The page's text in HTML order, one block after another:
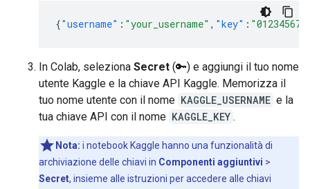
{"username" : "your_username" , "key" :
In Colab, seleziona Secret (🔑) e aggiungi il tuo nome
utente Kaggle e la chiave API Kaggle. Memorizza il
tuo nome utente con il nome KAGGLE_USERNAME e la
tua chiave API con il nome KAGGLE_KEY .
Nota: i notebook Kaggle hanno una funzionalità di
archiviazione delle chiavi in Componenti aggiuntivi >
Secret, insieme alle istruzioni per accedere alle chiavi